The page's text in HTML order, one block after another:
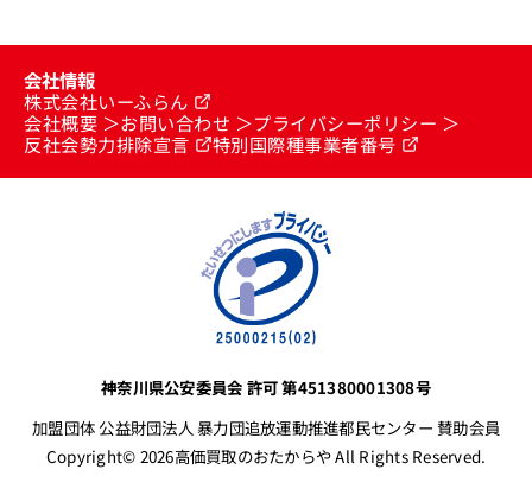
会社情報
株式会社いーふらん
会社概要
お問い合わせ
プライバシーポリシー
反社会勢力排除宣言
特別国際種事業者番号
神奈川県公安委員会 許可 第451380001308号
加盟団体 公益財団法人 暴力団追放運動推進都民センター 賛助会員
Copyright© 2026高価買取のおたからや All Rights Reserved.